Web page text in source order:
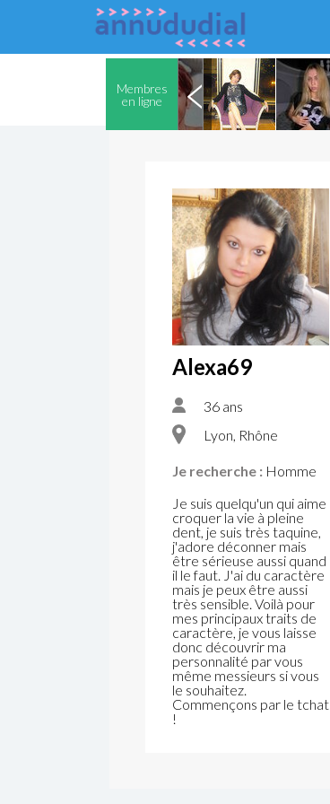
Membres
en ligne
Alexa69
36 ans
Lyon, Rhône
Je recherche : Homme
Je suis quelqu'un qui aime
croquer la vie à pleine
dent, je suis très taquine,
j'adore déconner mais
être sérieuse aussi quand
il le faut. J'ai du caractère
mais je peux être aussi
très sensible. Voilà pour
mes principaux traits de
caractère, je vous laisse
donc découvrir ma
personnalité par vous
même messieurs si vous
le souhaitez.
Commençons par le tchat
!